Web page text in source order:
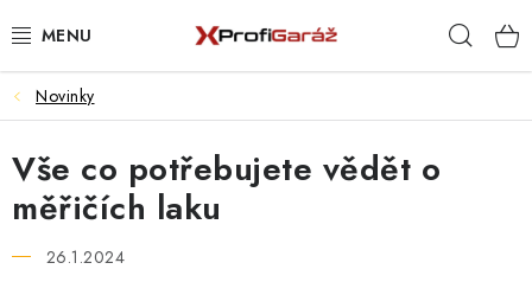
na
REALIZACE & ŘEŠENÍ
AKCE A NOVINKY
VYBAVENÍ PNEUSERVISU
Novinky
Vše co potřebujete vědět o
měřičích laku
26.1.2024